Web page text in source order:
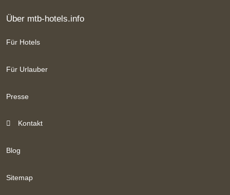
Über mtb-hotels.info
Für Hotels
Für Urlauber
Presse
Kontakt
Blog
Sitemap